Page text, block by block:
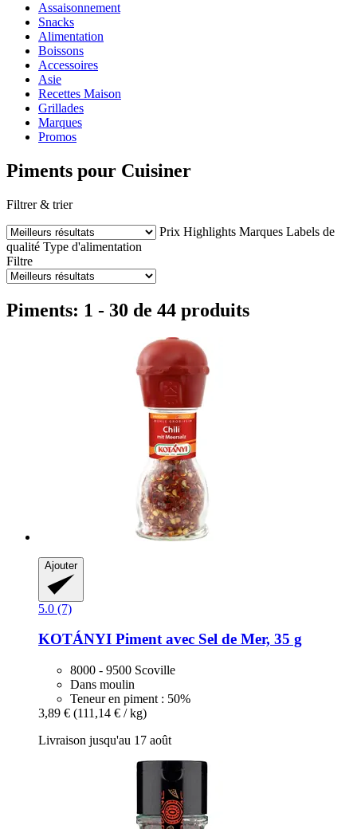
Assaisonnement
Snacks
Alimentation
Boissons
Accessoires
Asie
Recettes Maison
Grillades
Marques
Promos
Piments pour Cuisiner
Filtrer & trier
Prix Highlights Marques Labels de
qualité Type d'alimentation
Filtre
Piments: 1 - 30 de 44 produits
Ajouter
5.0 (7)
KOTÁNYI Piment avec Sel de Mer, 35 g
8000 - 9500 Scoville
Dans moulin
Teneur en piment : 50%
3,89 € (111,14 € / kg)
Livraison jusqu'au 17 août